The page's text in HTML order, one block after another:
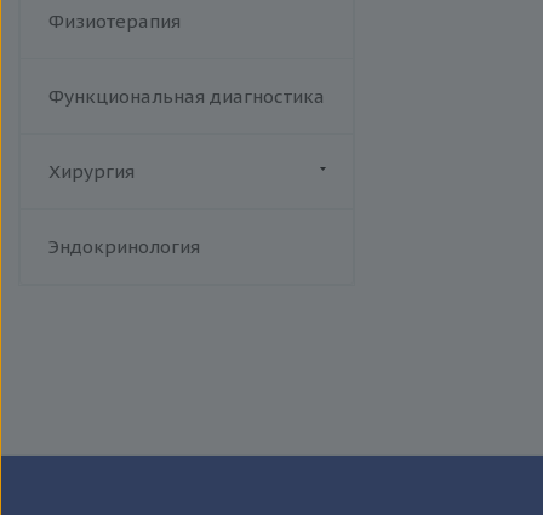
Физиотерапия
Функциональная диагностика
Хирургия
Эндокринология